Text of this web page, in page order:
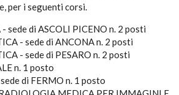
per i seguenti corsi.
sede di ASCOLI PICENO n. 2 posti
- sede di ANCONA n. 2 posti
- sede di PESARO n. 2 posti
n. 1 posto
di FERMO n. 1 posto